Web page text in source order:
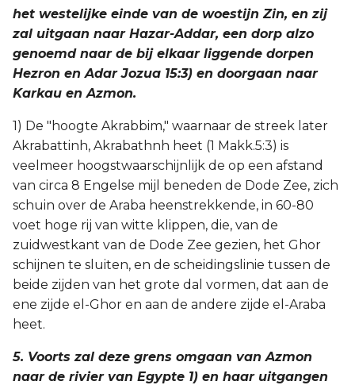
Titus
Filémon
Hebreeën
Jakobus
1 Petrus
2 Petrus
1 Johannes
2 Johannes
3 Johannes
Judas
het westelijke einde van de woestijn Zin, en zij
zal uitgaan naar Hazar-Addar, een dorp alzo
genoemd naar de bij elkaar liggende dorpen
Hezron en Adar Jozua 15:3) en doorgaan naar
Karkau en Azmon.
1) De "hoogte Akrabbim," waarnaar de streek later
Akrabattinh, Akrabathnh heet (1 Makk.5:3) is
veelmeer hoogstwaarschijnlijk de op een afstand
van circa 8 Engelse mijl beneden de Dode Zee, zich
schuin over de Araba heenstrekkende, in 60-80
voet hoge rij van witte klippen, die, van de
zuidwestkant van de Dode Zee gezien, het Ghor
schijnen te sluiten, en de scheidingslinie tussen de
beide zijden van het grote dal vormen, dat aan de
ene zijde el-Ghor en aan de andere zijde el-Araba
heet.
5. Voorts zal deze grens omgaan van Azmon
naar de rivier van Egypte 1) en haar uitgangen